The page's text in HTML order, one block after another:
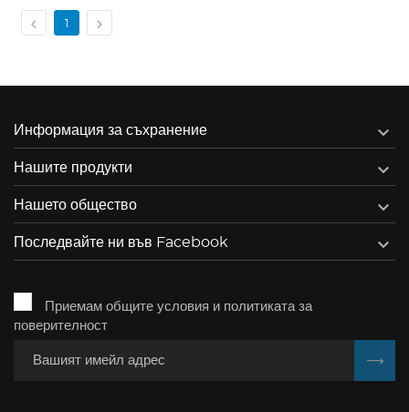
 1 
Информация за съхранение 
Нашите продукти 
Нашето общество 
Последвайте ни във Facebook 
Приемам общите условия и политиката за
поверителност